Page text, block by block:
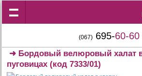
(067) 695-60-60
➜ Бордовый велюровый халат
пуговицах (код 7333/01)